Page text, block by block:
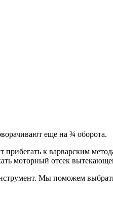
еще на ¾ оборота.
прибегать к варварским
моторный отсек
Мы поможем